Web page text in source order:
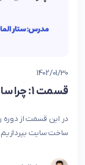
1402/01/30
قسمت 1: چرا سایت بسازیم؟
در این قسمت از
ساخت سایت